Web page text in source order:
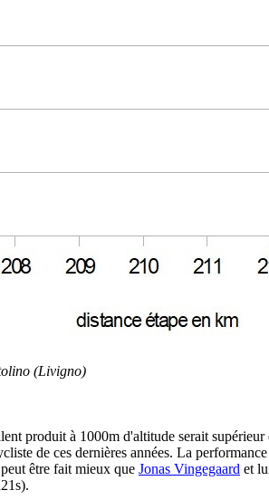
(Livigno)
produit à 1000m d'altitude serait
de ces dernières années. La
être fait mieux que Jonas Vingegaard et